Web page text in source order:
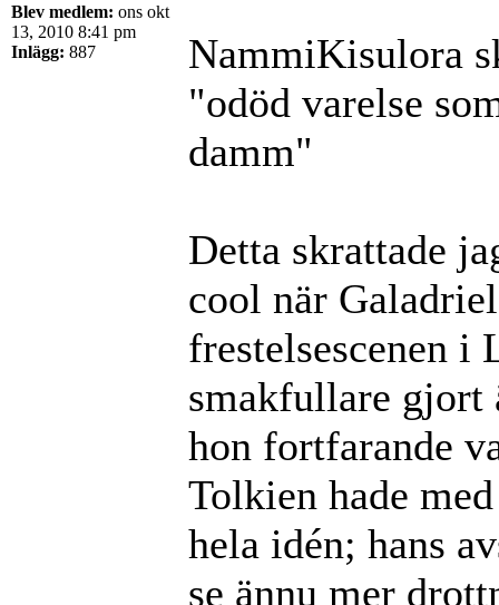
Blev medlem: ons okt
13, 2010 8:41 pm
Inlägg: 887
NammiKisulora
"odöd varelse
damm"
Detta skrattade
cool när
frestelsescenen i
smakfullare gjort
hon fortfarande
Tolkien hade
hela idén; hans
se ännu mer